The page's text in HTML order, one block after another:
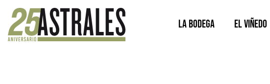
La bodega El viñedo